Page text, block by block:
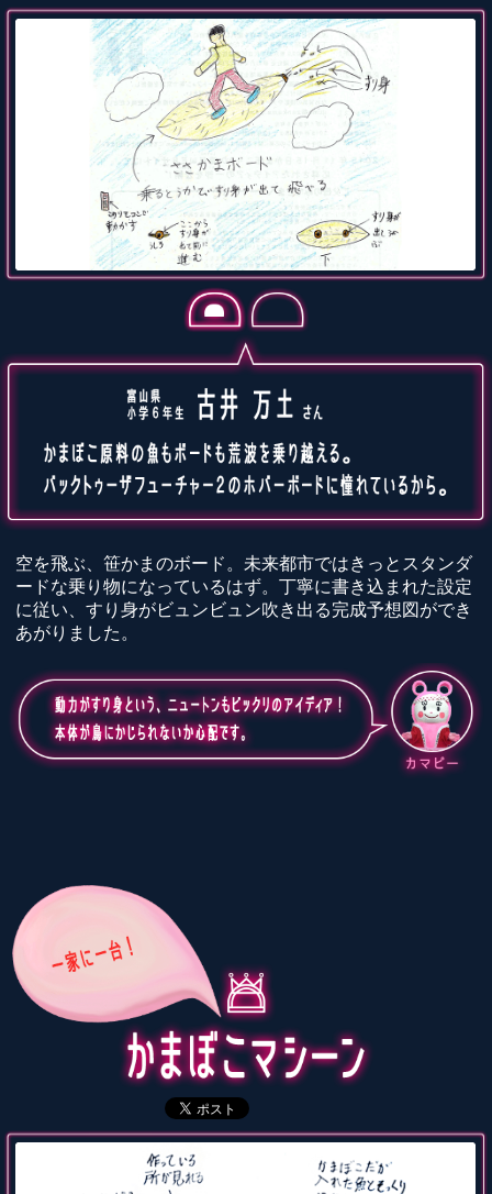
空を飛ぶ、笹かまのボード。未来都市ではきっとスタンダ
ードな乗り物になっているはず。丁寧に書き込まれた設定
に従い、すり身がビュンビュン吹き出る完成予想図ができ
あがりました。